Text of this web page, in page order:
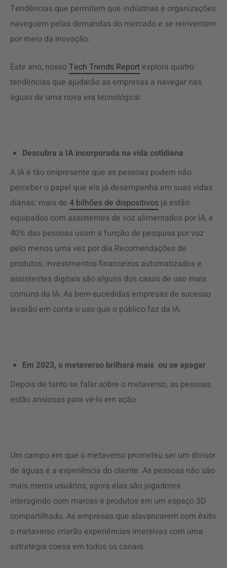
Tendências que permitem que indústrias e organizações
naveguem pelas demandas do mercado e se reinventem
por meio da inovação.
Este ano, nosso Tech Trends Report explora quatro
tendências que ajudarão as empresas a navegar nas
águas de uma nova era tecnológica:
Descubra a IA incorporada na vida cotidiana
A IA é tão onipresente que as pessoas podem não
perceber o papel que ela já desempenha em suas vidas
diárias: mais de 4 bilhões de dispositivos já estão
equipados com assistentes de voz alimentados por IA, e
40% das pessoas usam a função de pesquisa por voz
pelo menos uma vez por dia.Recomendações de
produtos, investimentos financeiros automatizados e
assistentes digitais são alguns dos casos de uso mais
comuns da IA. As bem-sucedidas empresas de sucesso
levarão em conta o uso que o público faz da IA.
Em 2023, o metaverso brilhará mais ou se apagar
Depois de tanto se falar sobre o metaverso, as pessoas
estão ansiosas para vê-lo em ação
Um campo em que o metaverso prometeu ser um divisor
de águas é a experiência do cliente. As pessoas não são
mais meros usuários; agora elas são jogadores
interagindo com marcas e produtos em um espaço 3D
compartilhado. As empresas que alavancarem com êxito
o metaverso criarão experiências imersivas com uma
estratégia coesa em todos os canais.